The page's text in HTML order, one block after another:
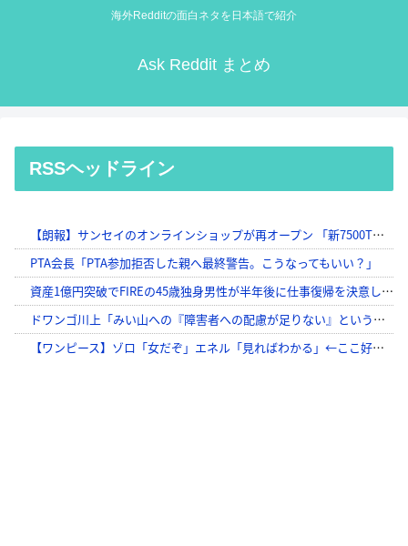
海外Redditの面白ネタを日本語で紹介
Ask Reddit まとめ
RSSヘッドライン